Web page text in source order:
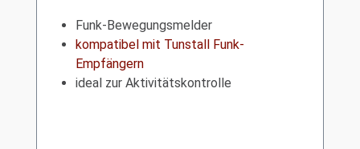
Funk-Bewegungsmelder
kompatibel mit Tunstall Funk-
Empfängern
ideal zur Aktivitätskontrolle